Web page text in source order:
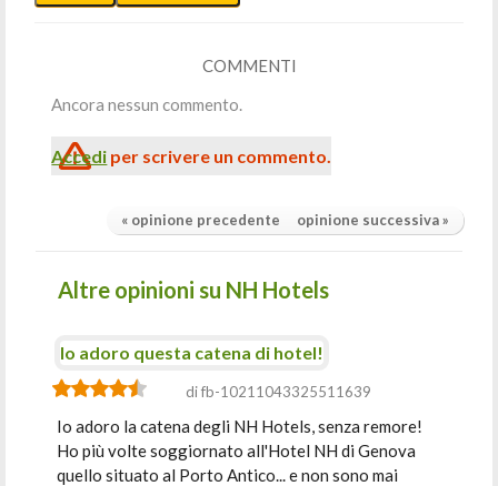
COMMENTI
Ancora nessun commento.
Accedi per scrivere un commento.
« opinione precedente opinione successiva »
Altre opinioni su NH Hotels
Io adoro questa catena di hotel!
di fb-10211043325511639
Io adoro la catena degli NH Hotels, senza remore!
Ho più volte soggiornato all'Hotel NH di Genova
quello situato al Porto Antico... e non sono mai